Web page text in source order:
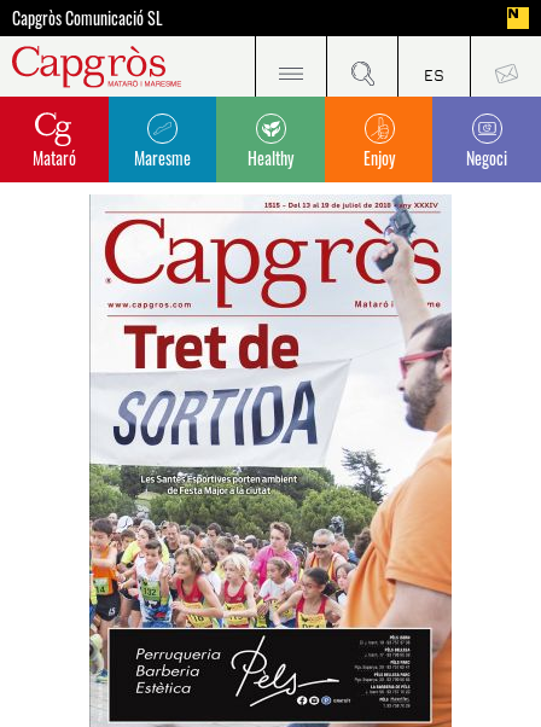
Capgròs Comunicació SL
Mataró Maresme Healthy Enjoy Negoci